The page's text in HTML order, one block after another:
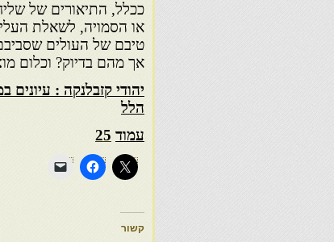
ככלל, התיאורים של
או הסמויה, לשאלת
טיבם של העולים שסביבם
אך מהם בדיוק? וכלום
יהודי קזבלנקה : עיונים
הלל
עמוד 25
קשור